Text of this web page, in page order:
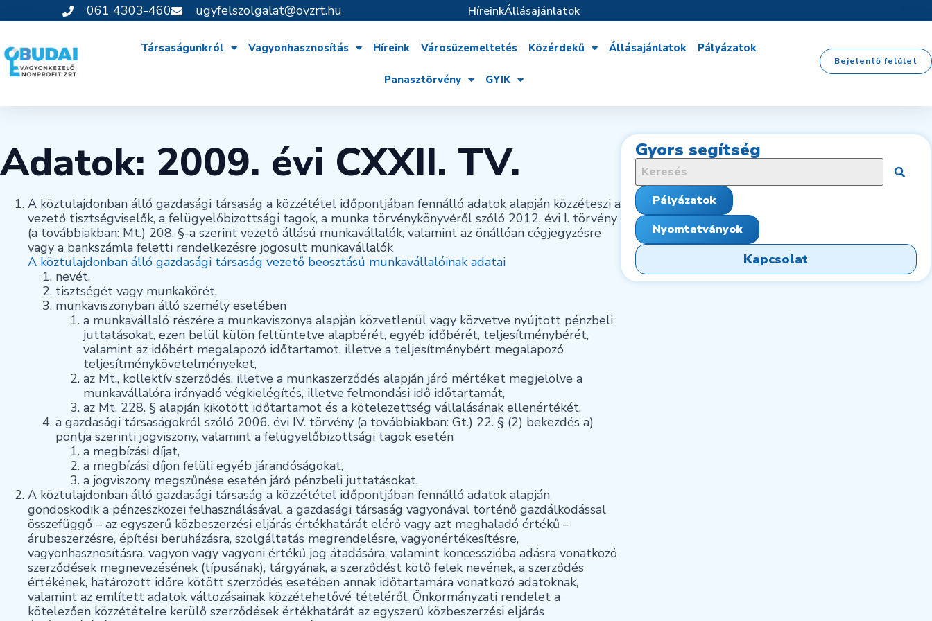
061 4303-460 ugyfelszolgalat@ovzrt.hu HíreinkÁllásajánlatok
Társaságunkról Vagyonhasznosítás Híreink Városüzemeltetés Közérdekű Állásajánlatok Pályázatok
Panasztörvény GYIK
Bejelentő felület
Adatok: 2009. évi CXXII. TV.
A köztulajdonban álló gazdasági társaság a közzététel időpontjában fennálló adatok alapján közzéteszi a
vezető tisztségviselők, a felügyelőbizottsági tagok, a munka törvénykönyvéről szóló 2012. évi I. törvény
(a továbbiakban: Mt.) 208. §-a szerint vezető állású munkavállalók, valamint az önállóan cégjegyzésre
vagy a bankszámla feletti rendelkezésre jogosult munkavállalók
A köztulajdonban álló gazdasági társaság vezető beosztású munkavállalóinak adatai
nevét,
tisztségét vagy munkakörét,
munkaviszonyban álló személy esetében
a munkavállaló részére a munkaviszonya alapján közvetlenül vagy közvetve nyújtott pénzbeli
juttatásokat, ezen belül külön feltüntetve alapbérét, egyéb időbérét, teljesítménybérét,
valamint az időbért megalapozó időtartamot, illetve a teljesítménybért megalapozó
teljesítménykövetelményeket,
az Mt., kollektív szerződés, illetve a munkaszerződés alapján járó mértéket megjelölve a
munkavállalóra irányadó végkielégítés, illetve felmondási idő időtartamát,
az Mt. 228. § alapján kikötött időtartamot és a kötelezettség vállalásának ellenértékét,
a gazdasági társaságokról szóló 2006. évi IV. törvény (a továbbiakban: Gt.) 22. § (2) bekezdés a)
pontja szerinti jogviszony, valamint a felügyelőbizottsági tagok esetén
a megbízási díjat,
a megbízási díjon felüli egyéb járandóságokat,
a jogviszony megszűnése esetén járó pénzbeli juttatásokat.
A köztulajdonban álló gazdasági társaság a közzététel időpontjában fennálló adatok alapján
gondoskodik a pénzeszközei felhasználásával, a gazdasági társaság vagyonával történő gazdálkodással
összefüggő – az egyszerű közbeszerzési eljárás értékhatárát elérő vagy azt meghaladó értékű –
árubeszerzésre, építési beruházásra, szolgáltatás megrendelésre, vagyonértékesítésre,
vagyonhasznosításra, vagyon vagy vagyoni értékű jog átadására, valamint koncesszióba adásra vonatkozó
szerződések megnevezésének (típusának), tárgyának, a szerződést kötő felek nevének, a szerződés
értékének, határozott időre kötött szerződés esetében annak időtartamára vonatkozó adatoknak,
valamint az említett adatok változásainak közzétehetővé tételéről. Önkormányzati rendelet a
kötelezően közzétételre kerülő szerződések értékhatárát az egyszerű közbeszerzési eljárás
Gyors segítség
Search
for:
Pályázatok
Nyomtatványok
Kapcsolat